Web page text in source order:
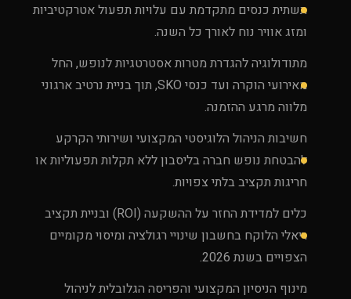
תשתית כנסים מתקדמת עם עלויות תפעול אטרקטיביות
ומזג אוויר נוח לאורך כל השנה.
מתודולוגיה להגדרת מטרות אסטרטגיות לנופש, החל
מאירועי הוקרה ועד כנסי SKO, תוך בניית נרטיב ארגוני
מלווה מרגע ההזמנה.
חשיבות הניהול הלוגיסטי המקצועי ושירותי הקרקע
להבטחת נופש חברה בליסבון ללא תקלות תפעוליות או
חריגות תקציב בלתי צפויות.
כלים למדידת החזר על ההשקעה (ROI) ובניית תקציב
ריאלי הלוקח בחשבון שינויי רגולציה ומיסוי מקומיים
הצפויים בשנת 2026.
מינוף הניסיון המקצועי והפריסה הגלובלית לניהול